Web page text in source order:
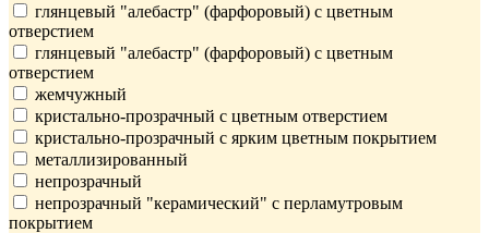
глянцевый "алебастр" (фарфоровый) с цветным
отверстием
глянцевый "алебастр" (фарфоровый) с цветным
отверстием
жемчужный
кристально-прозрачный с цветным отверстием
кристально-прозрачный с ярким цветным покрытием
металлизированный
непрозрачный
непрозрачный "керамический" с перламутровым
покрытием